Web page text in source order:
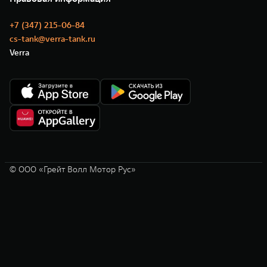
+7 (347) 215-06-84
cs-tank@verra-tank.ru
Verra
© ООО «Грейт Волл Мотор Рус»